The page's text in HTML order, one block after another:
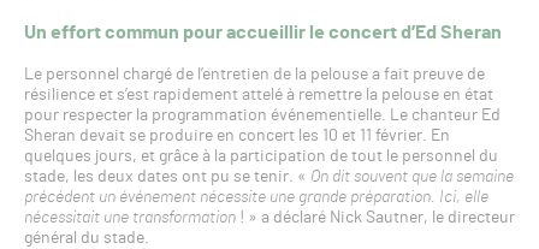
Un effort commun pour accueillir le concert d’Ed Sheran
Le personnel chargé de l’entretien de la pelouse a fait preuve de
résilience et s’est rapidement attelé à remettre la pelouse en état
pour respecter la programmation événementielle. Le chanteur Ed
Sheran devait se produire en concert les 10 et 11 février. En
quelques jours, et grâce à la participation de tout le personnel du
stade, les deux dates ont pu se tenir. « On dit souvent que la semaine
précédent un événement nécessite une grande préparation. Ici, elle
nécessitait une transformation! » a déclaré Nick Sautner, le directeur
général du stade.